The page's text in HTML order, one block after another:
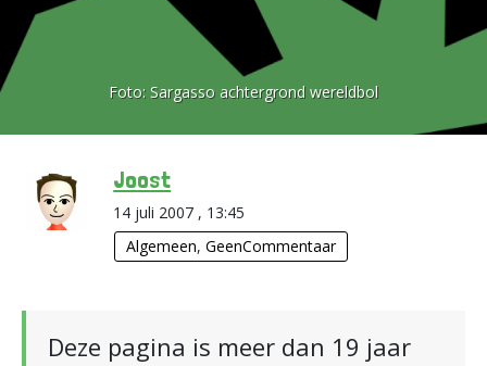
Foto: Sargasso achtergrond wereldbol
Joost
14 juli 2007 , 13:45
Algemeen,GeenCommentaar
Deze pagina is meer dan 19 jaar